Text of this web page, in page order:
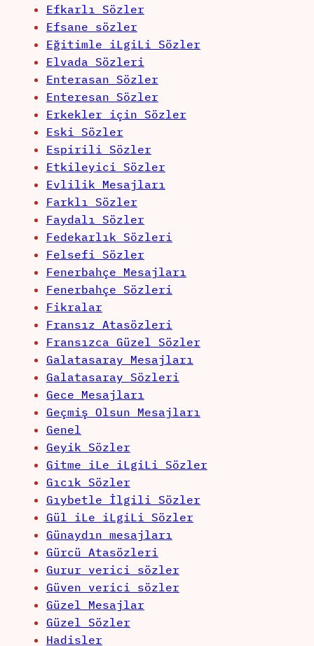
Efkarlı Sözler
Efsane sözler
Eğitimle iLgiLi Sözler
Elvada Sözleri
Enterasan Sözler
Enteresan Sözler
Erkekler için Sözler
Eski Sözler
Espirili Sözler
Etkileyici Sözler
Evlilik Mesajları
Farklı Sözler
Faydalı Sözler
Fedekarlık Sözleri
Felsefi Sözler
Fenerbahçe Mesajları
Fenerbahçe Sözleri
Fikralar
Fransız Atasözleri
Fransızca Güzel Sözler
Galatasaray Mesajları
Galatasaray Sözleri
Gece Mesajları
Geçmiş Olsun Mesajları
Genel
Geyik Sözler
Gitme iLe iLgiLi Sözler
Gıcık Sözler
Gıybetle İlgili Sözler
Gül iLe iLgiLi Sözler
Günaydın mesajları
Gürcü Atasözleri
Gurur verici sözler
Güven verici sözler
Güzel Mesajlar
Güzel Sözler
Hadisler